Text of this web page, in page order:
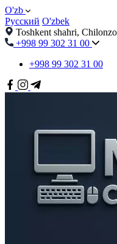
O'zb
Русский O'zbek
Toshkent shahri,
+998 99 302 31 00
+998 99 302 31 00